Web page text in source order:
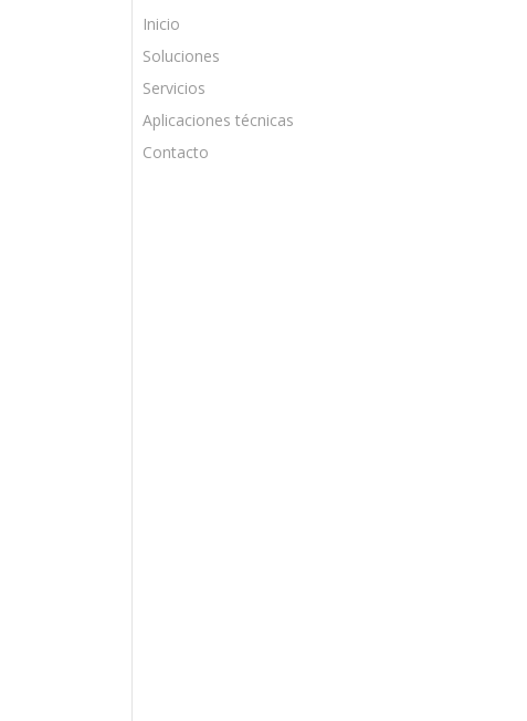
Inicio
Soluciones
Servicios
Aplicaciones técnicas
Contacto